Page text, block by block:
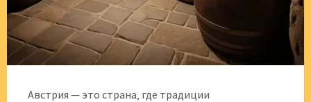
Австрия — это страна‚ где традиции